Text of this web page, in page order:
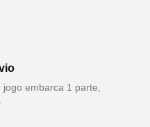
embarca 1 parte,